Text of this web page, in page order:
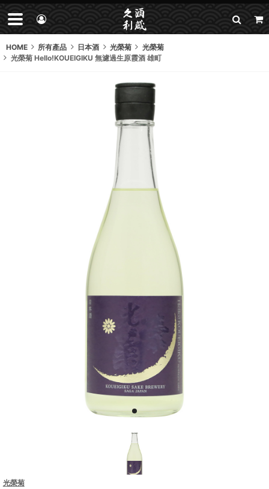
HOME 所有產品 日本酒 光榮菊
光榮菊
光榮菊 Hello!KOUEIGIKU 無濾過生原霞酒 雄町
光榮菊